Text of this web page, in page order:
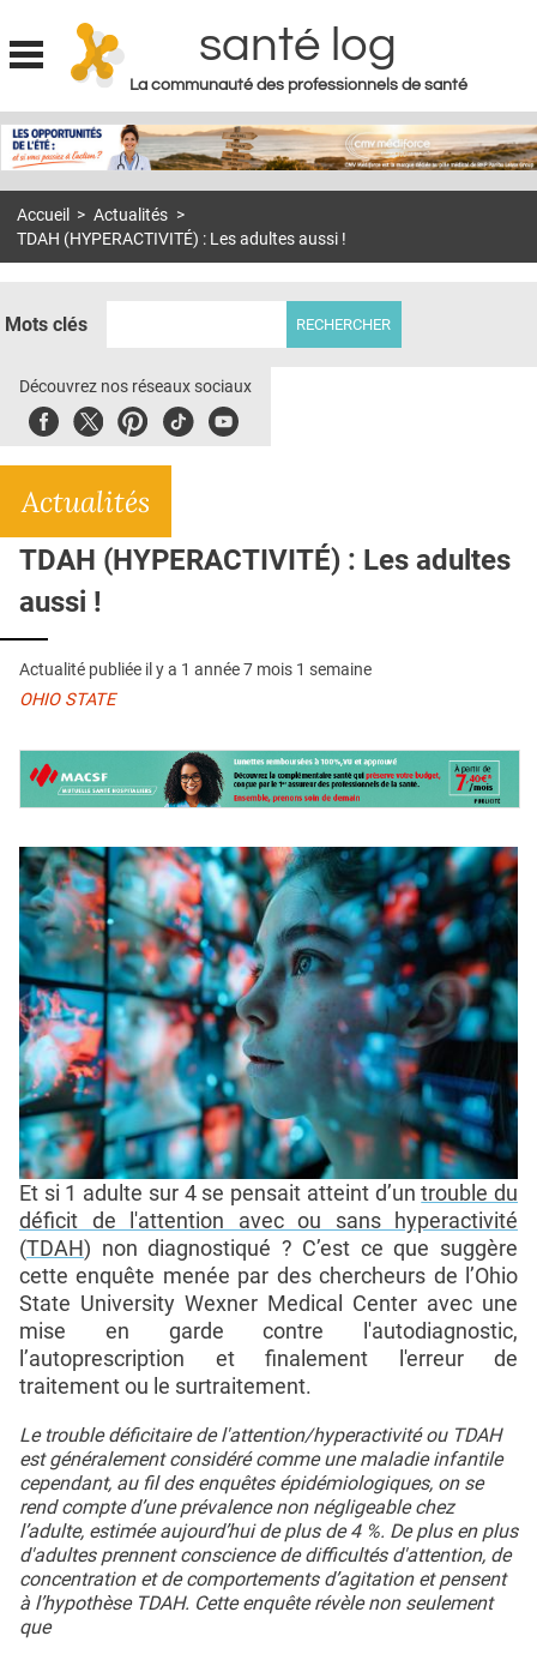
Jump to navigation
santé log
La communauté des professionnels de santé
MON COMPTE
S'ABONNER À LA REVUE SOIN À DOMICILE
DOSSIERS
E-REVUE SAD
L'APP
QUI SOMMES-NOUS ?
PUBLICITÉ
CONDITIONS GÉNÉRALES
CONTACT
Accueil > Actualités >
TDAH (HYPERACTIVITÉ) : Les adultes aussi !
Mots clés
Découvrez nos réseaux sociaux
FacebookTwitterPinterest
TiktokYoubute
Actualités
TDAH (HYPERACTIVITÉ) : Les adultes
aussi !
Actualité publiée il y a 1 année 7 mois 1 semaine
OHIO STATE
Et si 1 adulte sur 4 se pensait atteint d’untrouble du
déficit de l'attention avec ou sans hyperactivité
(TDAH) non diagnostiqué ? C’est ce que suggère
cette enquête menée par des chercheurs de l’Ohio
State University Wexner Medical Center avec une
mise en garde contre l'autodiagnostic,
l’autoprescription et finalement l'erreur de
traitement ou le surtraitement.
Le trouble déficitaire de l'attention/hyperactivité ou TDAH
est généralement considéré comme une maladie infantile
cependant, au fil des enquêtes épidémiologiques, on se
rend compte d’une prévalence non négligeable chez
l’adulte, estimée aujourd’hui de plus de 4 %. De plus en plus
d'adultes prennent conscience de difficultés d'attention, de
concentration et de comportements d’agitation et pensent
à l’hypothèse TDAH. Cette enquête révèle non seulement
que